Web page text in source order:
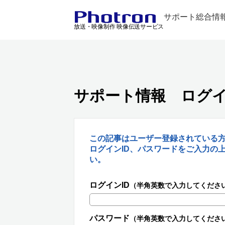
放送・映像制作 映像伝送サービス
サポート総合情
サポート情報 ログ
この記事はユーザー登録されている
ログインID、パスワードをご入力の
い。
ログインID （半角英数で入力してくださ
パスワード （半角英数で入力してくださ